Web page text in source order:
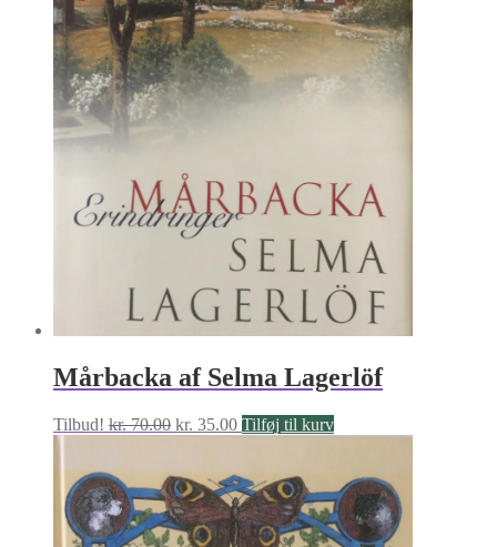
Mårbacka af Selma Lagerlöf
Tilbud! kr.70.00 Den
var:
kr. 70.00.
kr. 35.00Den
er:
kr. 35.00.
Tilføj til kurv